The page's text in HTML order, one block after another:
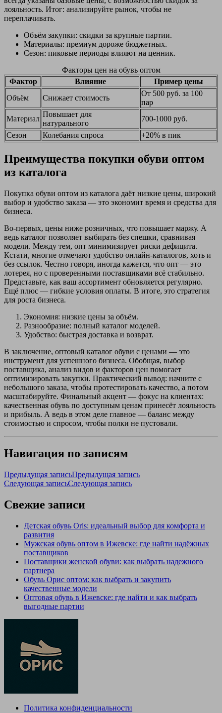
лояльность. Итог: анализируйте рынок, чтобы не
переплачивать.
Объём закупки: скидки за крупные партии.
Материалы: премиум дороже бюджетных.
Сезон: пиковые периоды влияют на ценник.
Факторы цен на обувь оптом
Фактор
Влияние
Пример цены
Объём
Снижает стоимость
От 500 руб. за 100
пар
Материал
Повышает для
натурального
700-1000 руб.
Сезон
Колебания спроса +20% в пик
Преимущества покупки обуви оптом
из каталога
Покупка обуви оптом из каталога даёт низкие цены, широкий
выбор и удобство заказа — это экономит время и средства для
бизнеса.
Во-первых, цены ниже розничных, что повышает маржу. А
ведь каталог позволяет выбирать без спешки, сравнивая
модели. Между тем, опт минимизирует риски дефицита.
Кстати, многие отмечают удобство онлайн-каталогов, хоть и
без ссылок. Честно говоря, иногда кажется, что опт — это
лотерея, но с проверенными поставщиками всё стабильно.
Представьте, как ваш ассортимент обновляется регулярно.
Ещё плюс — гибкие условия оплаты. В итоге, это стратегия
для роста бизнеса.
Экономия: низкие цены за объём.
Разнообразие: полный каталог моделей.
Удобство: быстрая доставка и возврат.
В заключение, оптовый каталог обуви с ценами — это
инструмент для успешного бизнеса. Обобщая, выбор
поставщика, анализ видов и факторов цен помогает
оптимизировать закупки. Практический вывод: начните с
небольшого заказа, чтобы протестировать качество, а потом
масштабируйте. Финальный акцент — фокус на клиентах:
качественная обувь по доступным ценам принесёт лояльность
и прибыль. А ведь в этом деле главное — баланс между
стоимостью и спросом, чтобы полки не пустовали.
Навигация по записям
Предыдущая записьПредыдущая запись
Следующая записьСледующая запись
Свежие записи
Детская обувь Oris: идеальный выбор для комфорта и
развития
Мужская обувь оптом в Ижевске: где найти надёжных
поставщиков
Поставщики женской обуви: как выбрать надежного
партнера
Обувь Орис оптом: как выбрать и закупить
качественные модели
Оптовая обувь в Ижевске: где найти и как выбрать
выгодные партии
Политика конфиденциальности